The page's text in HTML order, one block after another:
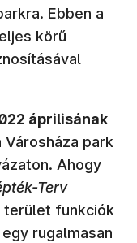
Ebben a
körű
áprilisának
Városháza park
Ahogy(új
Terv
funkciók
rugalmasan